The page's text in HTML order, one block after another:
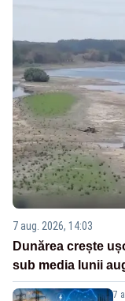
7 aug. 2026, 14:03
Dunărea crește
sub media lunii
7